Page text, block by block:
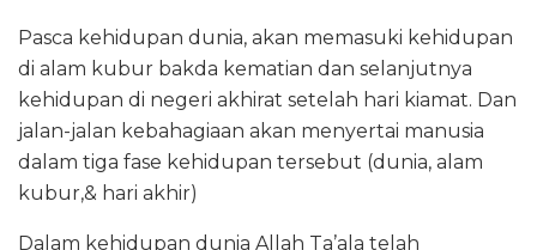
Pasca kehidupan dunia, akan memasuki kehidupan
di alam kubur bakda kematian dan selanjutnya
kehidupan di negeri akhirat setelah hari kiamat. Dan
jalan-jalan kebahagiaan akan menyertai manusia
dalam tiga fase kehidupan tersebut (dunia, alam
kubur,& hari akhir)
Dalam kehidupan dunia Allah Ta’ala telah